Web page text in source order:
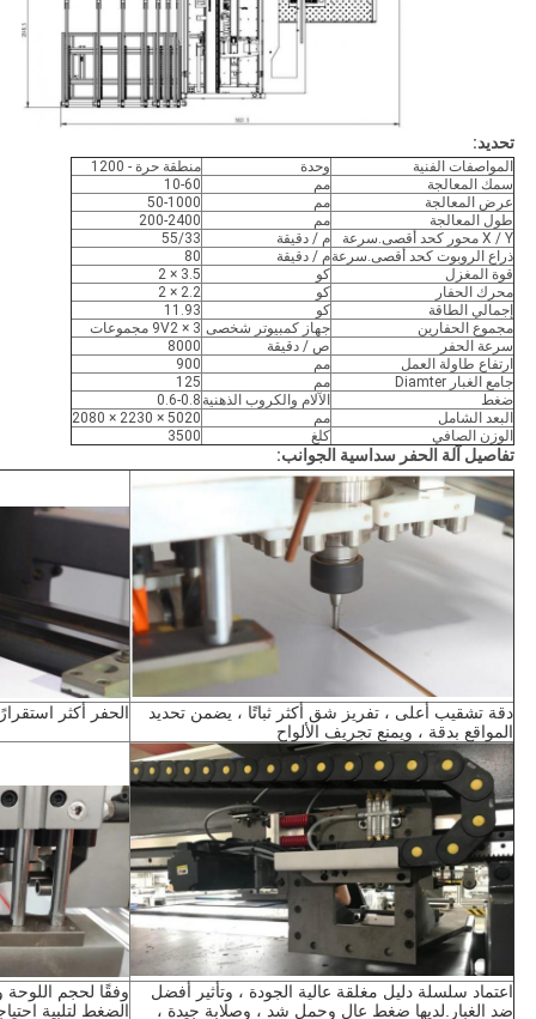
تحديد:
المواصفات الفنية وحدة
منطقة حرة - 1200
سمك المعالجة
مم
10-60
عرض المعالجة
مم
50-1000
طول المعالجة
مم
200-2400
X / Y محور كحد أقصى.سرعة
م / دقيقة
55/33
ذراع الروبوت كحد أقصى.سرعةم / دقيقة
80
قوة المغزل
كو
3.5 × 2
محرك الحفار
كو
2.2 × 2
إجمالي الطاقة
كو
11.93
مجموع الحفارين
جهاز كمبيوتر شخصى 9V2 × 3 مجموعات
سرعة الحفر
ص / دقيقة
8000
ارتفاع طاولة العمل
مم
900
جامع الغبار Diamter
مم
125
ضغط
الآلام والكروب الذهنية 0.6-0.8
البعد الشامل
مم
5020 × 2230 × 2080
الوزن الصافي
كلغ 3500
تفاصيل آلة الحفر سداسية الجوانب:
المواقع بدقة ، ويمنع تجريف الألواح
الحفر أكثر